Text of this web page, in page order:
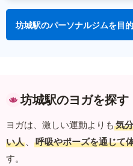
坊城駅のパーソナルジムを目
坊城駅のヨガを探す
ヨガは、激しい運動よりも 気
い人 、 呼吸やポーズを通じて
す。